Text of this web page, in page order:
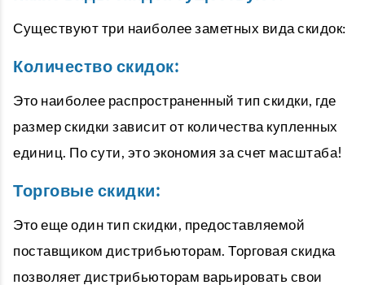
Существуют три наиболее заметных вида скидок:
Количество скидок:
Это наиболее распространенный тип скидки, где
размер скидки зависит от количества купленных
единиц. По сути, это экономия за счет масштаба!
Торговые скидки:
Это еще один тип скидки, предоставляемой
поставщиком дистрибьюторам. Торговая скидка
позволяет дистрибьюторам варьировать свои